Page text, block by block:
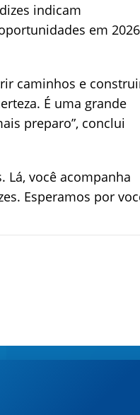
indicam
em 2026
caminhos e
É uma grande
preparo”, conclui
Lá, você acompanha
Esperamos por